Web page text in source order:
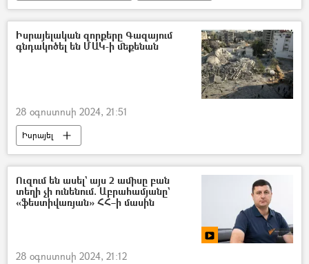
դիրքեր
կրակոց
Հայաստան
Սահման
Սահմանային խախտումներ. իրադրությունը Սյունիքում և Գեղարքունիքում
Իսրայելական զորքերը Գազայում
գնդակոծել են ՄԱԿ-ի մեքենան
28 օգոստոսի 2024, 21:51
Իսրայել
Միավորված ազգերի կազմակերպություն (ՄԱԿ)
ավտոմեքենա
գնդակոծություն
Գազայի հատված
Պաղեստին
Ուզում են ասել` այս 2 ամիսը բան
տեղի չի ունենում. Աբրահամյանը`
«ֆեստիվառյան» ՀՀ–ի մասին
28 օգոստոսի 2024, 21:12